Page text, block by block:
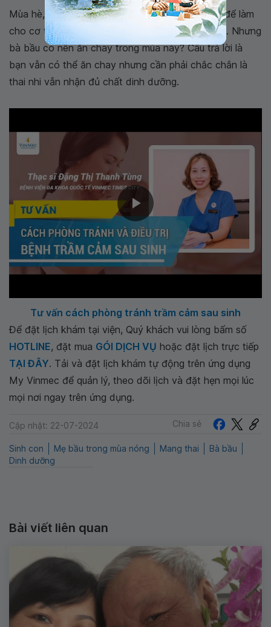
Mùa hè, bạn thường hướng tới thực phẩm chay để làm
cho cơ thể dễ chịu hơn, chống chọi với cái nóng. Nhưng
bà bầu có nên ăn chay trong mùa này? Câu trả lời là
bạn vẫn có thể ăn chay nhưng cần phải chắc chắn là
thai nhi vẫn nhận đủ chất dinh dưỡng.
Tư vấn cách phòng tránh trầm cảm sau sinh
Để đặt lịch khám tại viện, Quý khách vui lòng bấm số
HOTLINE, đặt mua GÓI DỊCH VỤ hoặc đặt lịch trực tiếp
TẠI ĐÂY. Tải và đặt lịch khám tự động trên ứng dụng
My Vinmec để quản lý, theo dõi lịch và đặt hẹn mọi lúc
mọi nơi ngay trên ứng dụng.
Cập nhật: 22-07-2024 Chia sẻ
Sinh con Mẹ bầu trong mùa nóng Mang thai
Bà bầu
Dinh dưỡng
Bài viết liên quan